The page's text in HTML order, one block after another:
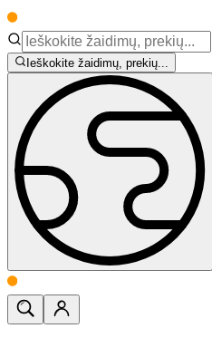
Ieškokite žaidimų, prekių...